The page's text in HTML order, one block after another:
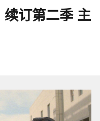
订第二季 主